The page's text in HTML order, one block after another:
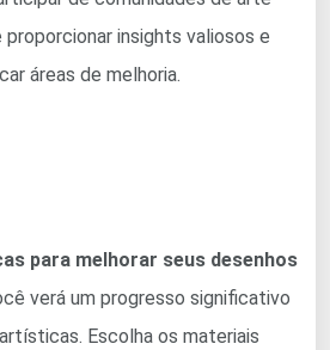
insights valiosos e
áreas de melhoria.
para melhorar seus desenhos
verá um progresso significativo
Escolha os materiais